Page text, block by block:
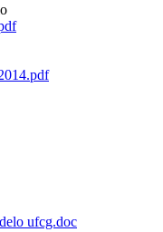
ufcg.doc